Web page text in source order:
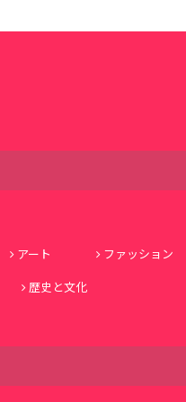
アート ファッション
歴史と文化